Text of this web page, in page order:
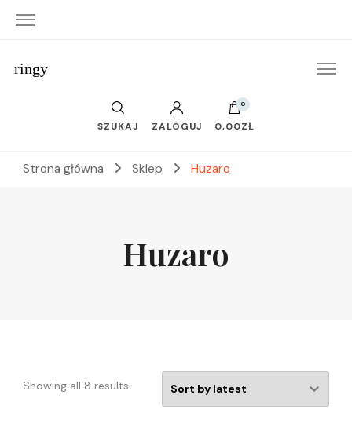
ringy
SZUKAJ ZALOGUJ
0
0,00ZŁ
Strona główna Sklep Huzaro
Huzaro
Showing all 8 results